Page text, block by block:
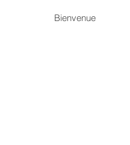
Bienvenue